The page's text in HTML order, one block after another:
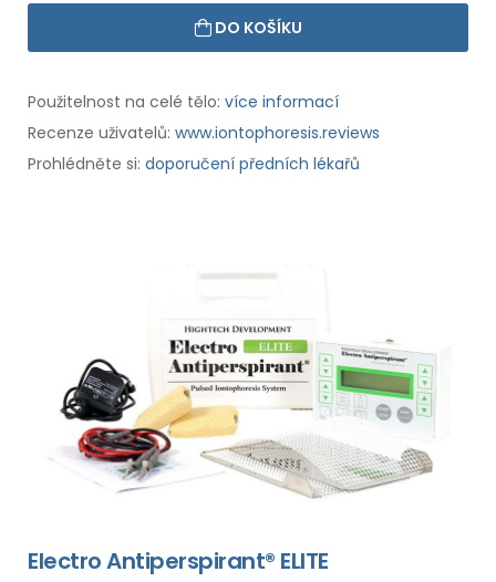
DO KOŠÍKU
Použitelnost na celé tělo: více informací
Recenze uživatelů: www.iontophoresis.reviews
Prohlédněte si: doporučení předních lékařů
Electro Antiperspirant® ELITE